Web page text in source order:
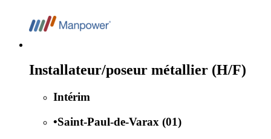
Installateur/poseur métallier (H/F)
Intérim
•Saint-Paul-de-Varax (01)